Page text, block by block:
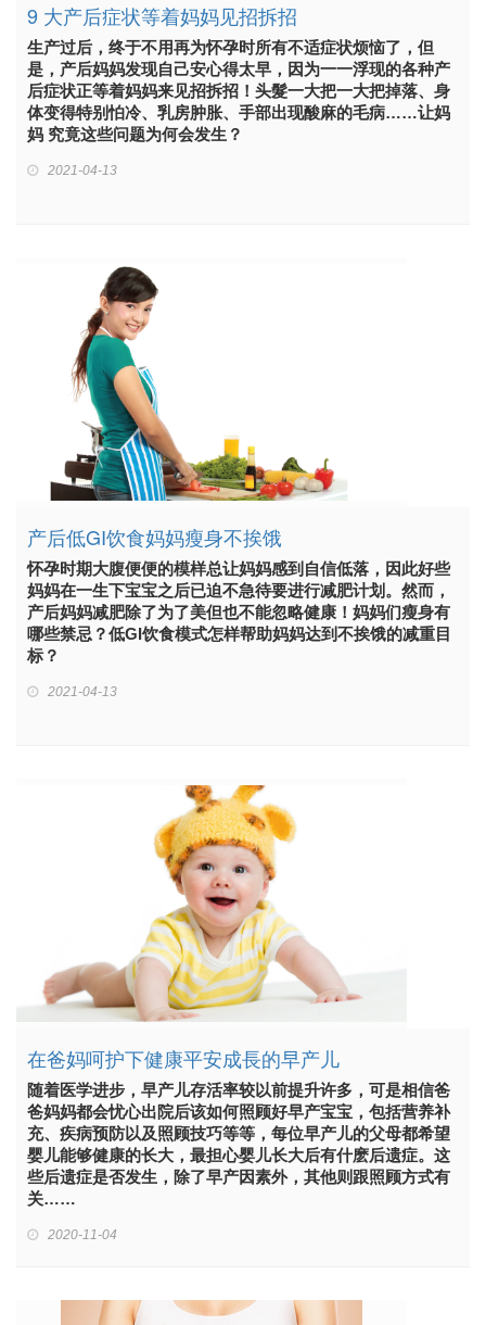
9 大产后症状等着妈妈见招拆招
生产过后，终于不用再为怀孕时所有不适症状烦恼了，但
是，产后妈妈发现自己安心得太早，因为一一浮现的各种产
后症状正等着妈妈来见招拆招！头髮一大把一大把掉落、身
体变得特别怕冷、乳房肿胀、手部出现酸麻的毛病……让妈
妈 究竟这些问题为何会发生？
2021-04-13
产后低GI饮食妈妈瘦身不挨饿
怀孕时期大腹便便的模样总让妈妈感到自信低落，因此好些
妈妈在一生下宝宝之后已迫不急待要进行减肥计划。然而，
产后妈妈减肥除了为了美但也不能忽略健康！妈妈们瘦身有
哪些禁忌？低GI饮食模式怎样帮助妈妈达到不挨饿的减重目
标？
2021-04-13
在爸妈呵护下健康平安成長的早产儿
随着医学进步，早产儿存活率较以前提升许多，可是相信爸
爸妈妈都会忧心出院后该如何照顾好早产宝宝，包括营养补
充、疾病预防以及照顾技巧等等，每位早产儿的父母都希望
婴儿能够健康的长大，最担心婴儿长大后有什麽后遗症。这
些后遗症是否发生，除了早产因素外，其他则跟照顾方式有
关……
2020-11-04